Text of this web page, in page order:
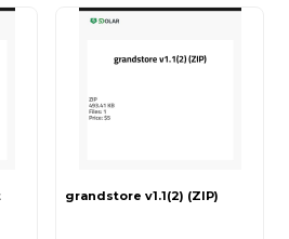
grandstore v1.1(2) (ZIP)